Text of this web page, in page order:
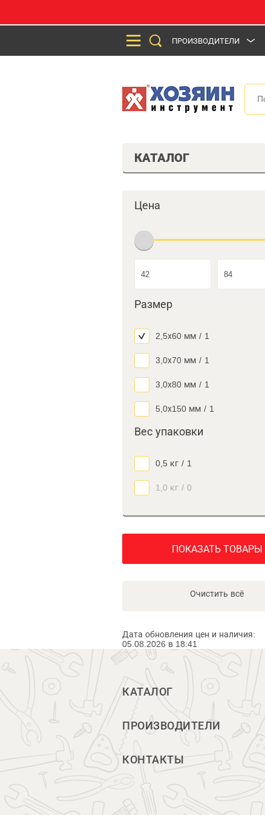
ПРОИЗВОДИТЕЛИ
КАТАЛОГ
Цена
Размер
2,5х60 мм / 1
3,0х70 мм / 1
3,0х80 мм / 1
5,0х150 мм / 1
Вес упаковки
0,5 кг / 1
1,0 кг / 0
ПОКАЗАТЬ ТОВАРЫ
Очистить всё
Дата обновления цен и наличия:
05.08.2026 в 18:41
КАТАЛОГ
ПРОИЗВОДИТЕЛИ
КОНТАКТЫ